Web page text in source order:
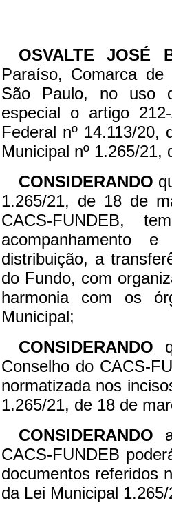
OSVALTE JOSÉ
Paraíso, Comarca
São Paulo, no uso
especial o artigo
Federal nº 14.113/
Municipal nº 1.265/
CONSIDERANDO
1.265/21, de 18 de
CACS-FUNDEB,
acompanhamento
distribuição, a
do Fundo, com
harmonia com os
Municipal;
CONSIDERANDO
Conselho do CACS-
normatizada nos
1.265/21, de 18 de
CONSIDERANDO
CACS-FUNDEB
documentos referidos
da Lei Municipal